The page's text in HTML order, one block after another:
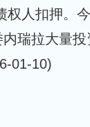
权人扣押。
瑞拉大量
01-10)